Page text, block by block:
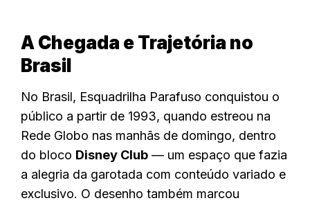
A Chegada e Trajetória no
Brasil
No Brasil, Esquadrilha Parafuso conquistou o
público a partir de 1993, quando estreou na
Rede Globo nas manhãs de domingo, dentro
do bloco Disney Club — um espaço que fazia
a alegria da garotada com conteúdo variado e
exclusivo. O desenho também marcou